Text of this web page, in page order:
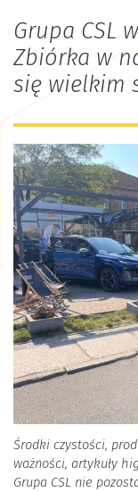
Grupa CSL
Zbiórka w
się wielkim
Środki czystości,
ważności, artykuły
Grupa CSL nie